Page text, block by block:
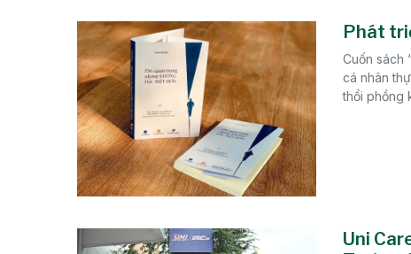
Phát
Cuốn sách
cá nhân
thổi phồng
Uni